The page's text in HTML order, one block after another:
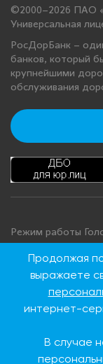
©2000–2026 ПАО
Универсальная
РосДорБанк –
банков, который
крупнейшими
обслуживания
Режим работы
Понедельник -
18:00
Суббота,
Продолжая
выражаете
интернет-
В случае